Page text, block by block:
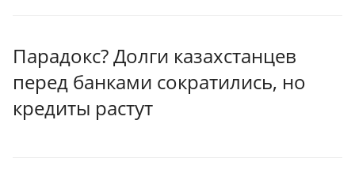
Парадокс? Долги казахстанцев
перед банками сократились, но
кредиты растут